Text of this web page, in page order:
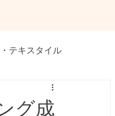
テキスタイル
グ成